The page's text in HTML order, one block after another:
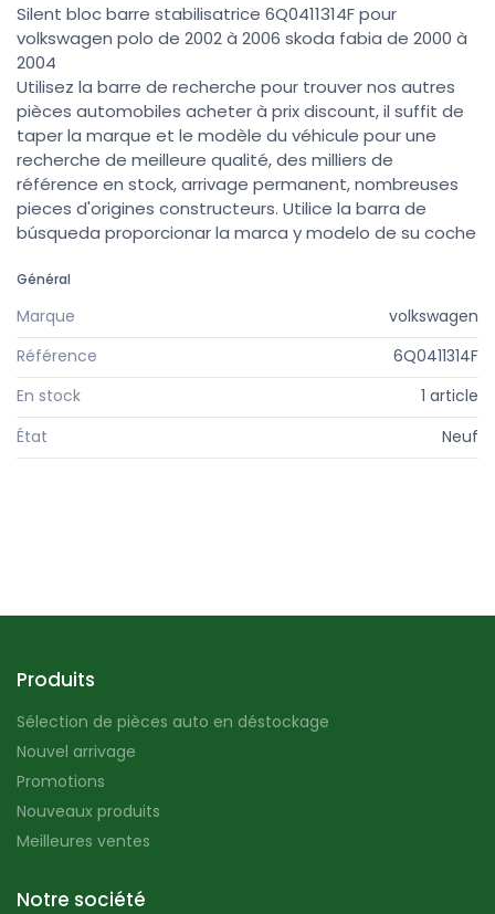
Silent bloc barre stabilisatrice 6Q0411314F pour
volkswagen polo de 2002 à 2006 skoda fabia de 2000 à
2004
Utilisez la barre de recherche pour trouver nos autres
pièces automobiles acheter à prix discount, il suffit de
taper la marque et le modèle du véhicule pour une
recherche de meilleure qualité, des milliers de
référence en stock, arrivage permanent, nombreuses
pieces d'origines constructeurs. Utilice la barra de
búsqueda proporcionar la marca y modelo de su coche
Général
Marque
volkswagen
Référence
6Q0411314F
En stock
1 article
État
Neuf
Produits
Sélection de pièces auto en déstockage
Nouvel arrivage
Promotions
Nouveaux produits
Meilleures ventes
Notre société